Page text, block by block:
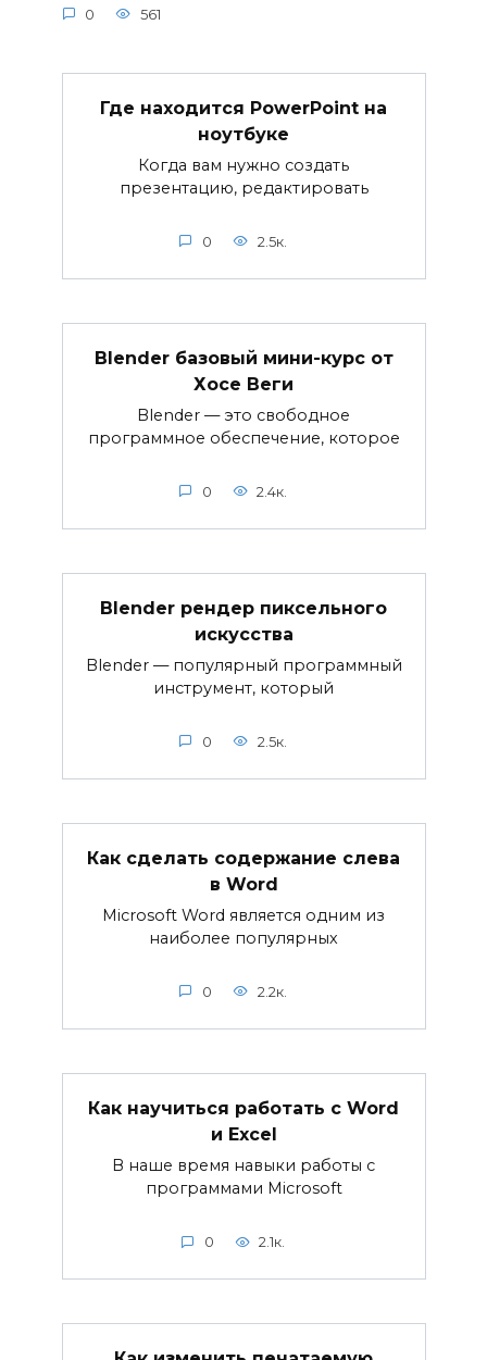
0 561
Где находится PowerPoint на
ноутбуке
Когда вам нужно создать
презентацию, редактировать
0 2.5к.
Blender базовый мини-курс от
Хосе Веги
Blender — это свободное
программное обеспечение, которое
0 2.4к.
Blender рендер пиксельного
искусства
Blender — популярный программный
инструмент, который
0 2.5к.
Как сделать содержание слева
в Word
Microsoft Word является одним из
наиболее популярных
0 2.2к.
Как научиться работать с Word
и Excel
В наше время навыки работы с
программами Microsoft
0 2.1к.